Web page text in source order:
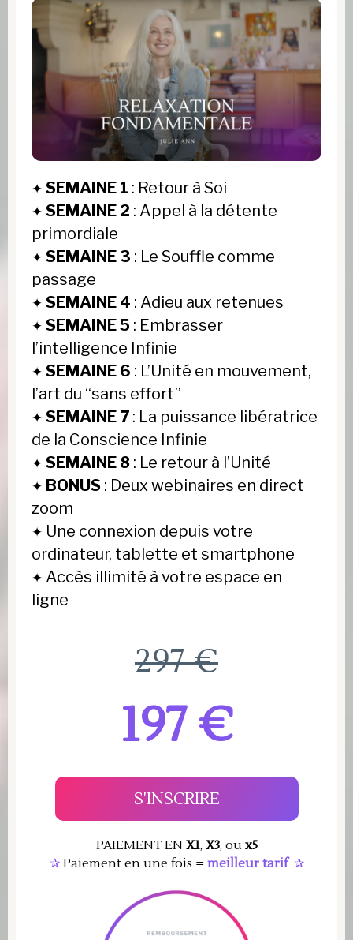
✦ SEMAINE 1 : Retour à Soi
✦ SEMAINE 2 : Appel à la détente
primordiale
✦ SEMAINE 3 : Le Souffle comme
passage
✦ SEMAINE 4 : Adieu aux retenues
✦ SEMAINE 5 : Embrasser
l’intelligence Infinie
✦ SEMAINE 6 : L’Unité en mouvement,
l’art du “sans effort”
✦ SEMAINE 7 : La puissance libératrice
de la Conscience Infinie
✦ SEMAINE 8 : Le retour à l’Unité
✦ BONUS : Deux webinaires en direct
zoom
✦ Une connexion depuis votre
ordinateur, tablette et smartphone
✦ Accès illimité à votre espace en
ligne
297 €
197 €
S'INSCRIRE
PAIEMENT EN X1, X3, oux5
✰ Paiement en une fois = meilleur tarif ✰